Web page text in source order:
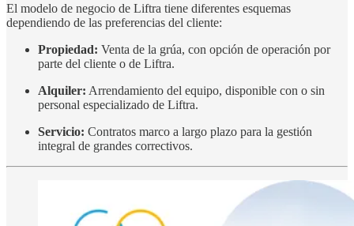
El modelo de negocio de Liftra tiene diferentes esquemas
dependiendo de las preferencias del cliente:
Propiedad: Venta de la grúa, con opción de operación por
parte del cliente o de Liftra.
Alquiler: Arrendamiento del equipo, disponible con o sin
personal especializado de Liftra.
Servicio: Contratos marco a largo plazo para la gestión
integral de grandes correctivos.